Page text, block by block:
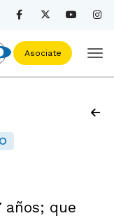
Asociate
años; que